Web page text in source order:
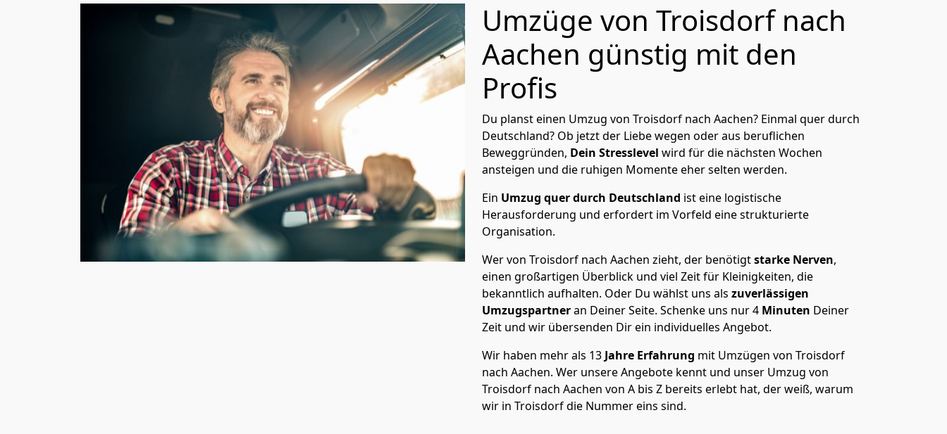
Umzüge von Troisdorf nach
Aachen günstig mit den
Profis
Du planst einen Umzug von Troisdorf nach Aachen? Einmal quer durch
Deutschland? Ob jetzt der Liebe wegen oder aus beruflichen
Beweggründen, Dein Stresslevel wird für die nächsten Wochen
ansteigen und die ruhigen Momente eher selten werden.
Ein Umzug quer durch Deutschland ist eine logistische
Herausforderung und erfordert im Vorfeld eine strukturierte
Organisation.
Wer von Troisdorf nach Aachen zieht, der benötigtstarke Nerven,
einen großartigen Überblick und viel Zeit für Kleinigkeiten, die
bekanntlich aufhalten. Oder Du wählst uns als zuverlässigen
Umzugspartneran Deiner Seite. Schenke uns nur4 Minuten Deiner
Zeit und wir übersenden Dir ein individuelles Angebot.
Wir haben mehr als 13 Jahre Erfahrung mit Umzügen von Troisdorf
nach Aachen. Wer unsere Angebote kennt und unser Umzug von
Troisdorf nach Aachen von A bis Z bereits erlebt hat, der weiß, warum
wir in Troisdorf die Nummer eins sind.